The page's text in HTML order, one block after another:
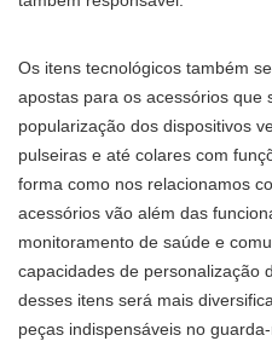
Os itens tecnológicos também
apostas para os acessórios que
popularização dos dispositivos
pulseiras e até colares com
forma como nos relacionamos
acessórios vão além das
monitoramento de saúde e
capacidades de personalização
desses itens será mais
peças indispensáveis no